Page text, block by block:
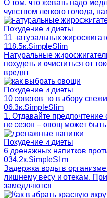
О том, что жевать надо
чувством легкого голода,
Похудение и диеты
11 натуральных
118.5к.SimpleSlim
Натуральные
похудеть и очиститься от
вредят
Похудение и диеты
10 советов по выбору
06.3к.SimpleSlim
1. Отдавайте
не сезон – овощ может
Похудение и диеты
6 дренажных напитков
034.2к.SimpleSlim
Задержка воды в организме
лишнему весу и отекам.
замедляются